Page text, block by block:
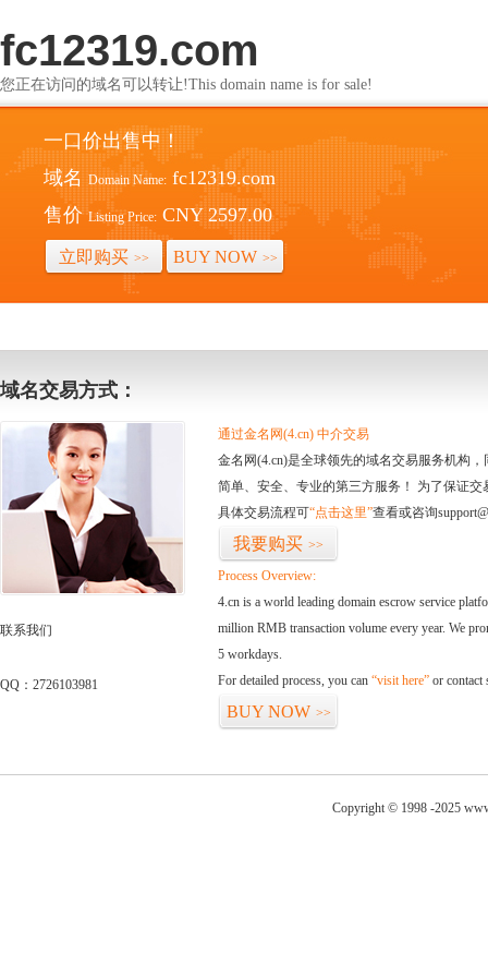
fc12319.com
您正在访问的域名可以转让!This domain name is for sale!
一口价出售中！
域名 Domain Name: fc12319.com
售价 Listing Price: CNY 2597.00
立即购买 >> BUY NOW >>
域名交易方式：
联系我们
QQ：2726103981
通过金名网(4.cn) 中介交易
金名网(4.cn)是全球领先的域名交易服务机构
简单、安全、专业的第三方服务！ 为了保证
具体交易流程可“点击这里”查看或咨询
我要购买 >>
Process Overview:
4.cn is a world leading domain escrow service
million RMB transaction volume every year. We
5 workdays.
For detailed process, you can “visit here” or contact
BUY NOW >>
Copyright © 1998 -2025